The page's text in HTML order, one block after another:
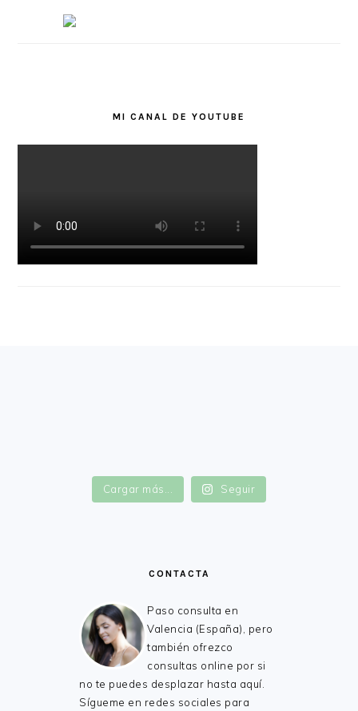
MI CANAL DE YOUTUBE
Cargar más... Seguir
CONTACTA
Paso consulta en
Valencia (España), pero
también ofrezco
consultas online por si
no te puedes desplazar hasta aquí.
Sígueme en redes sociales para